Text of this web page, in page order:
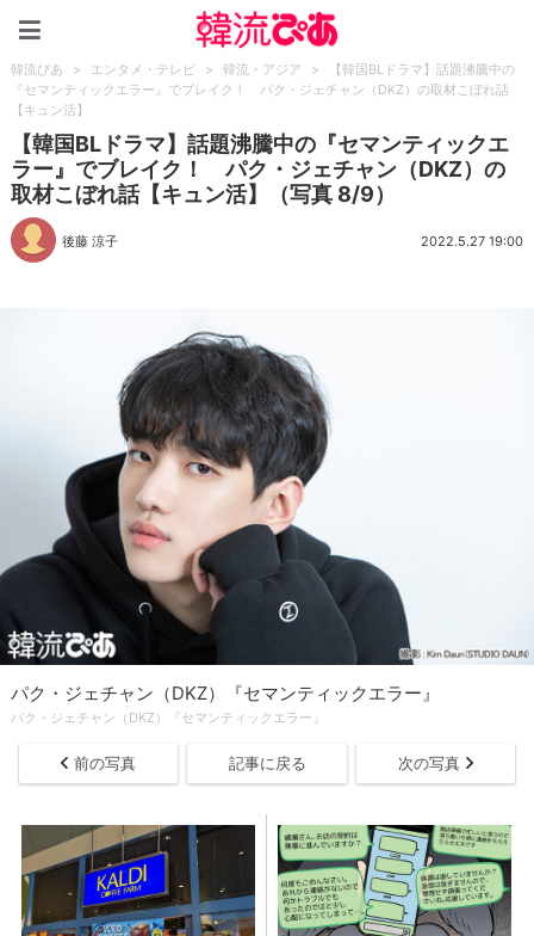
韓流ぴあ > エンタメ・テレビ > 韓流・アジア >
【韓国BLドラマ】話題沸騰中の
『セマンティックエラー』でブレイク！ パク・ジェチャン（DKZ）の取材こぼれ話
【キュン活】
【韓国BLドラマ】話題沸騰中の『セマンティックエ
ラー』でブレイク！ パク・ジェチャン（DKZ）の
取材こぼれ話【キュン活】（写真 8/9）
後藤 涼子 2022.5.27 19:00
パク・ジェチャン（DKZ）『セマンティックエラー』
パク・ジェチャン（DKZ）『セマンティックエラー』
前の写真 記事に戻る 次の写真